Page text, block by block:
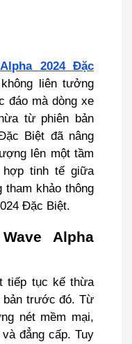
2024 Đặc
liên tưởng
đáo mà dòng xe
từ phiên bản
Biệt đã nâng
lên một tầm
tinh tế giữa
tham khảo thông
Đặc Biệt.
Alpha
tiếp tục kế thừa
bản trước đó. Từ
nét mềm mại,
đẳng cấp. Tuy